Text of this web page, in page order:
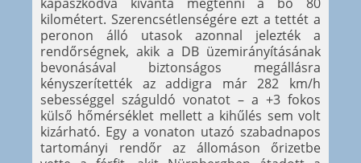
kapaszkodva kívánta megtenni a bő 80
kilométert. Szerencsétlenségére ezt a tettét a
peronon álló utasok azonnal jelezték a
rendőrségnek, akik a DB üzemirányításának
bevonásával biztonságos megállásra
kényszerítették az addigra már 282 km/h
sebességgel száguldó vonatot – a +3 fokos
külső hőmérséklet mellett a kihűlés sem volt
kizárható. Egy a vonaton utazó szabadnapos
tartományi rendőr az állomáson őrizetbe